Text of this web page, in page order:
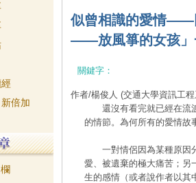
倍加
似曾相識的愛情——
——放風箏的女孩」
關鍵字：
作者/楊俊人 (交通大學資訊工
還沒有看完就已經在流淚
的情節。為何所有的愛情故
一對情侶因為某種原因
愛、被遺棄的極大痛苦；另
生的感情（或者說作者以其